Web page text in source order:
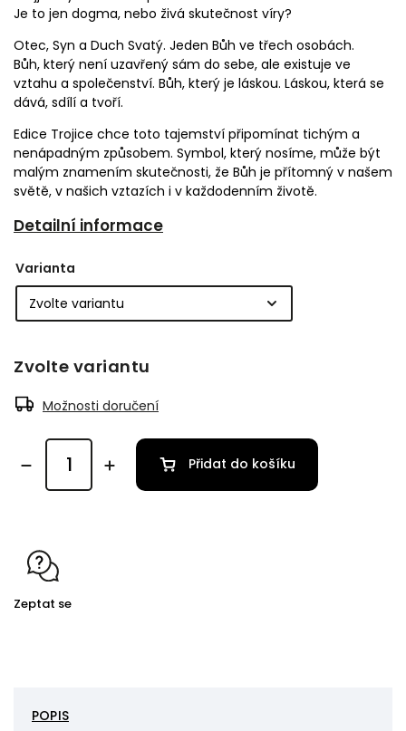
Je to jen dogma, nebo živá skutečnost víry?
Otec, Syn a Duch Svatý. Jeden Bůh ve třech osobách.
Bůh, který není uzavřený sám do sebe, ale existuje ve
vztahu a společenství. Bůh, který je láskou. Láskou, která se
dává, sdílí a tvoří.
Edice Trojice chce toto tajemství připomínat tichým a
nenápadným způsobem. Symbol, který nosíme, může být
malým znamením skutečnosti, že Bůh je přítomný v našem
světě, v našich vztazích i v každodenním životě.
Detailní informace
Varianta
Zvolte variantu
Možnosti doručení
Přidat do košíku
Zeptat se
POPIS